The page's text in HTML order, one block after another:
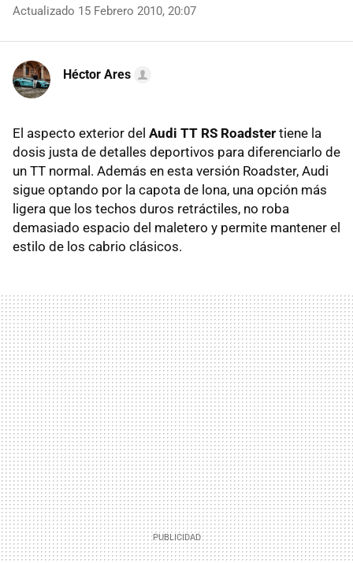
Actualizado 15 Febrero 2010, 20:07
Héctor Ares
El aspecto exterior del Audi TT RS Roadster tiene la
dosis justa de detalles deportivos para diferenciarlo de
un TT normal. Además en esta versión Roadster, Audi
sigue optando por la capota de lona, una opción más
ligera que los techos duros retráctiles, no roba
demasiado espacio del maletero y permite mantener el
estilo de los cabrio clásicos.